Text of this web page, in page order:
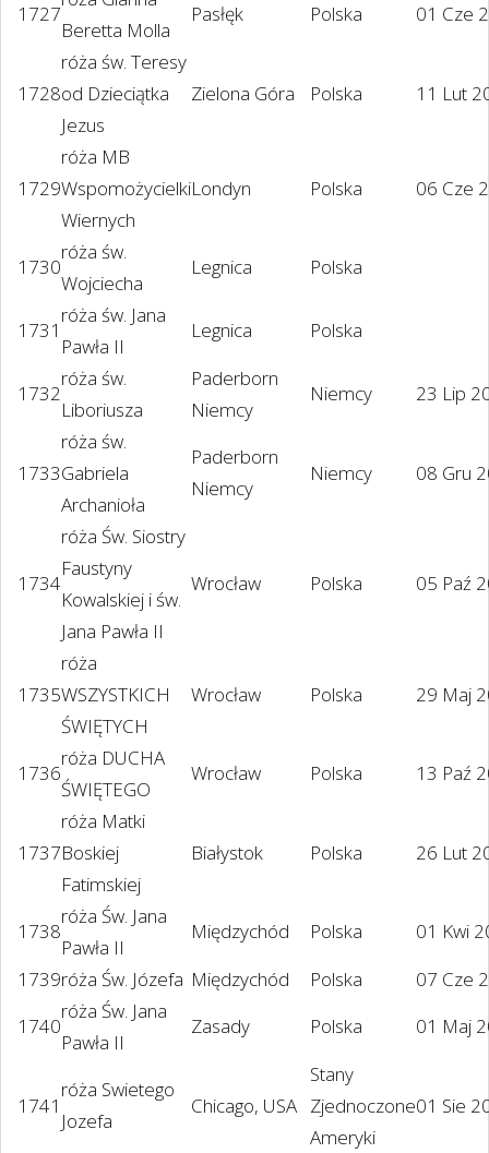
1727
Beretta Molla
Pasłęk Polska 01 Cze
1728
róża św. Teresy
od Dzieciątka
Jezus
Zielona Góra Polska 11 Lut
1729
róża MB
Wspomożycielki
Wiernych
Londyn Polska 06 Cze
1730
róża św.
Wojciecha
Legnica Polska
1731
róża św. Jana
Pawła II
Legnica Polska
1732
róża św.
Liboriusza
Paderborn
Niemcy
Niemcy 23 Lip
1733
róża św.
Gabriela
Archanioła
Paderborn
Niemcy
Niemcy 08 Gru
1734
róża Św. Siostry
Faustyny
Kowalskiej i św.
Jana Pawła II
Wrocław Polska 05 Paź
1735
róża
WSZYSTKICH
ŚWIĘTYCH
Wrocław Polska 29 Maj
1736
róża DUCHA
ŚWIĘTEGO
Wrocław Polska 13 Paź
1737
róża Matki
Boskiej
Fatimskiej
Białystok Polska 26 Lut
1738
róża Św. Jana
Pawła II
Międzychód Polska
01 Kwi
1739róża Św. Józefa Międzychód Polska
07 Cze
1740
róża Św. Jana
Pawła II
Zasady Polska 01 Maj
1741
róża Swietego
Jozefa
Chicago, USA
Stany
Zjednoczone
Ameryki
01 Sie